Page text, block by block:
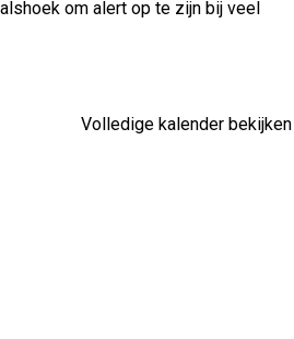
om alert op te zijn bij veel
Volledige kalender bekijken